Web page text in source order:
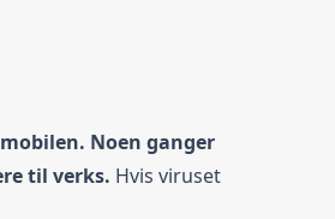
Noen ganger
til verks. Hvis viruset